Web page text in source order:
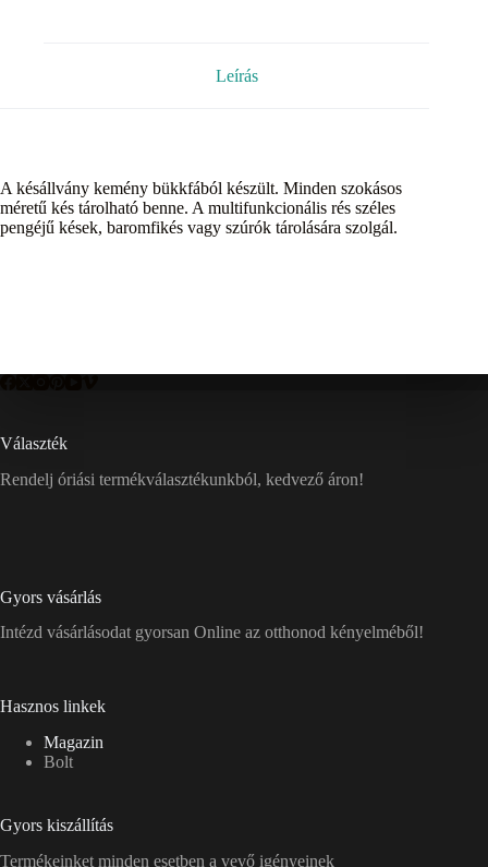
Leírás
A késállvány kemény bükkfából készült. Minden szokásos
méretű kés tárolható benne. A multifunkcionális rés széles
pengéjű kések, baromfikés vagy szúrók tárolására szolgál.
Választék
Rendelj óriási termékválasztékunkból, kedvező áron!
Gyors vásárlás
Intézd vásárlásodat gyorsan Online az otthonod kényelméből!
Hasznos linkek
Magazin
Bolt
Gyors kiszállítás
Termékeinket minden esetben a vevő igényeinek